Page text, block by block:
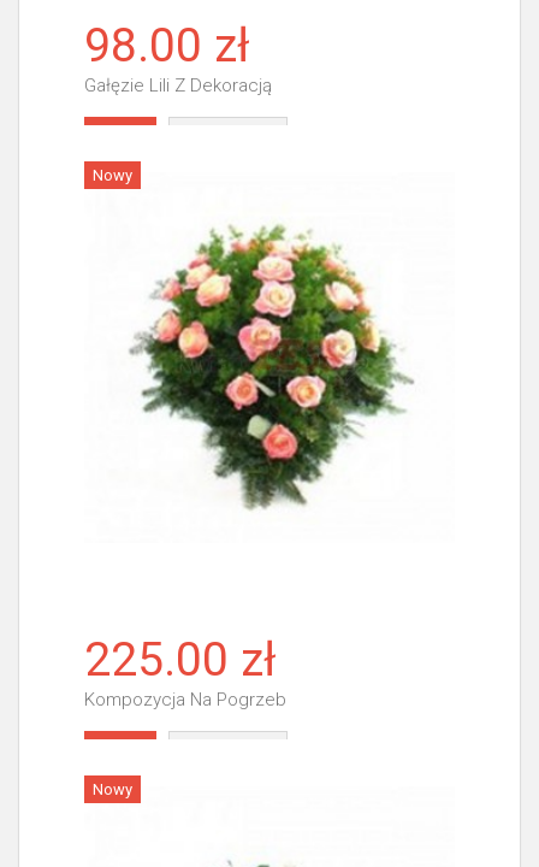
98.00 zł
Gałęzie Lili Z Dekoracją
Nowy
225.00 zł
Kompozycja Na Pogrzeb
Nowy